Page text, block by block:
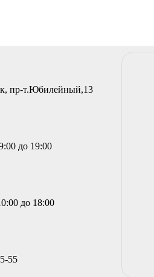
пр-т.Юбилейный,13
до 19:00
до 18:00
55